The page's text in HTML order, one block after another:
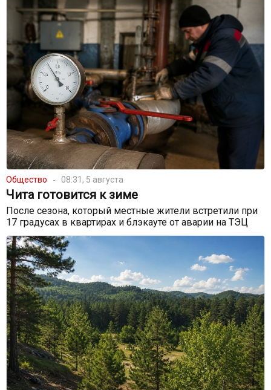
Общество 08:31, 5 августа
Чита готовится к зиме
После сезона, который местные жители встретили при
17 градусах в квартирах и блэкауте от аварии на ТЭЦ